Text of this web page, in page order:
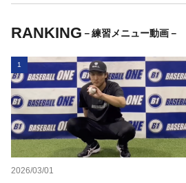
RANKING －練習メニュー動画－
1
2026/03/01